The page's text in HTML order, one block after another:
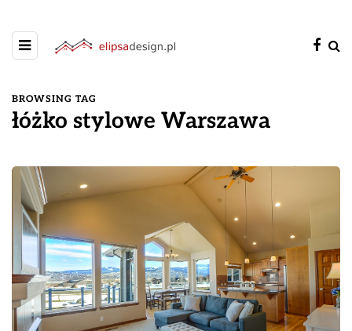
BROWSING TAG
łóżko stylowe Warszawa